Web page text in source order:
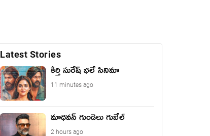
Latest Stories
కీర్తి సురేష్ భ‌లే సినిమా
11 minutes ago
మాధ‌వ‌న్ గుండెలు గుబేల్‌
2 hours ago